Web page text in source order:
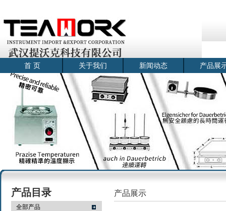
首 页 关于我们 新闻动态 产品展
产品目录
全部产品
产品展示